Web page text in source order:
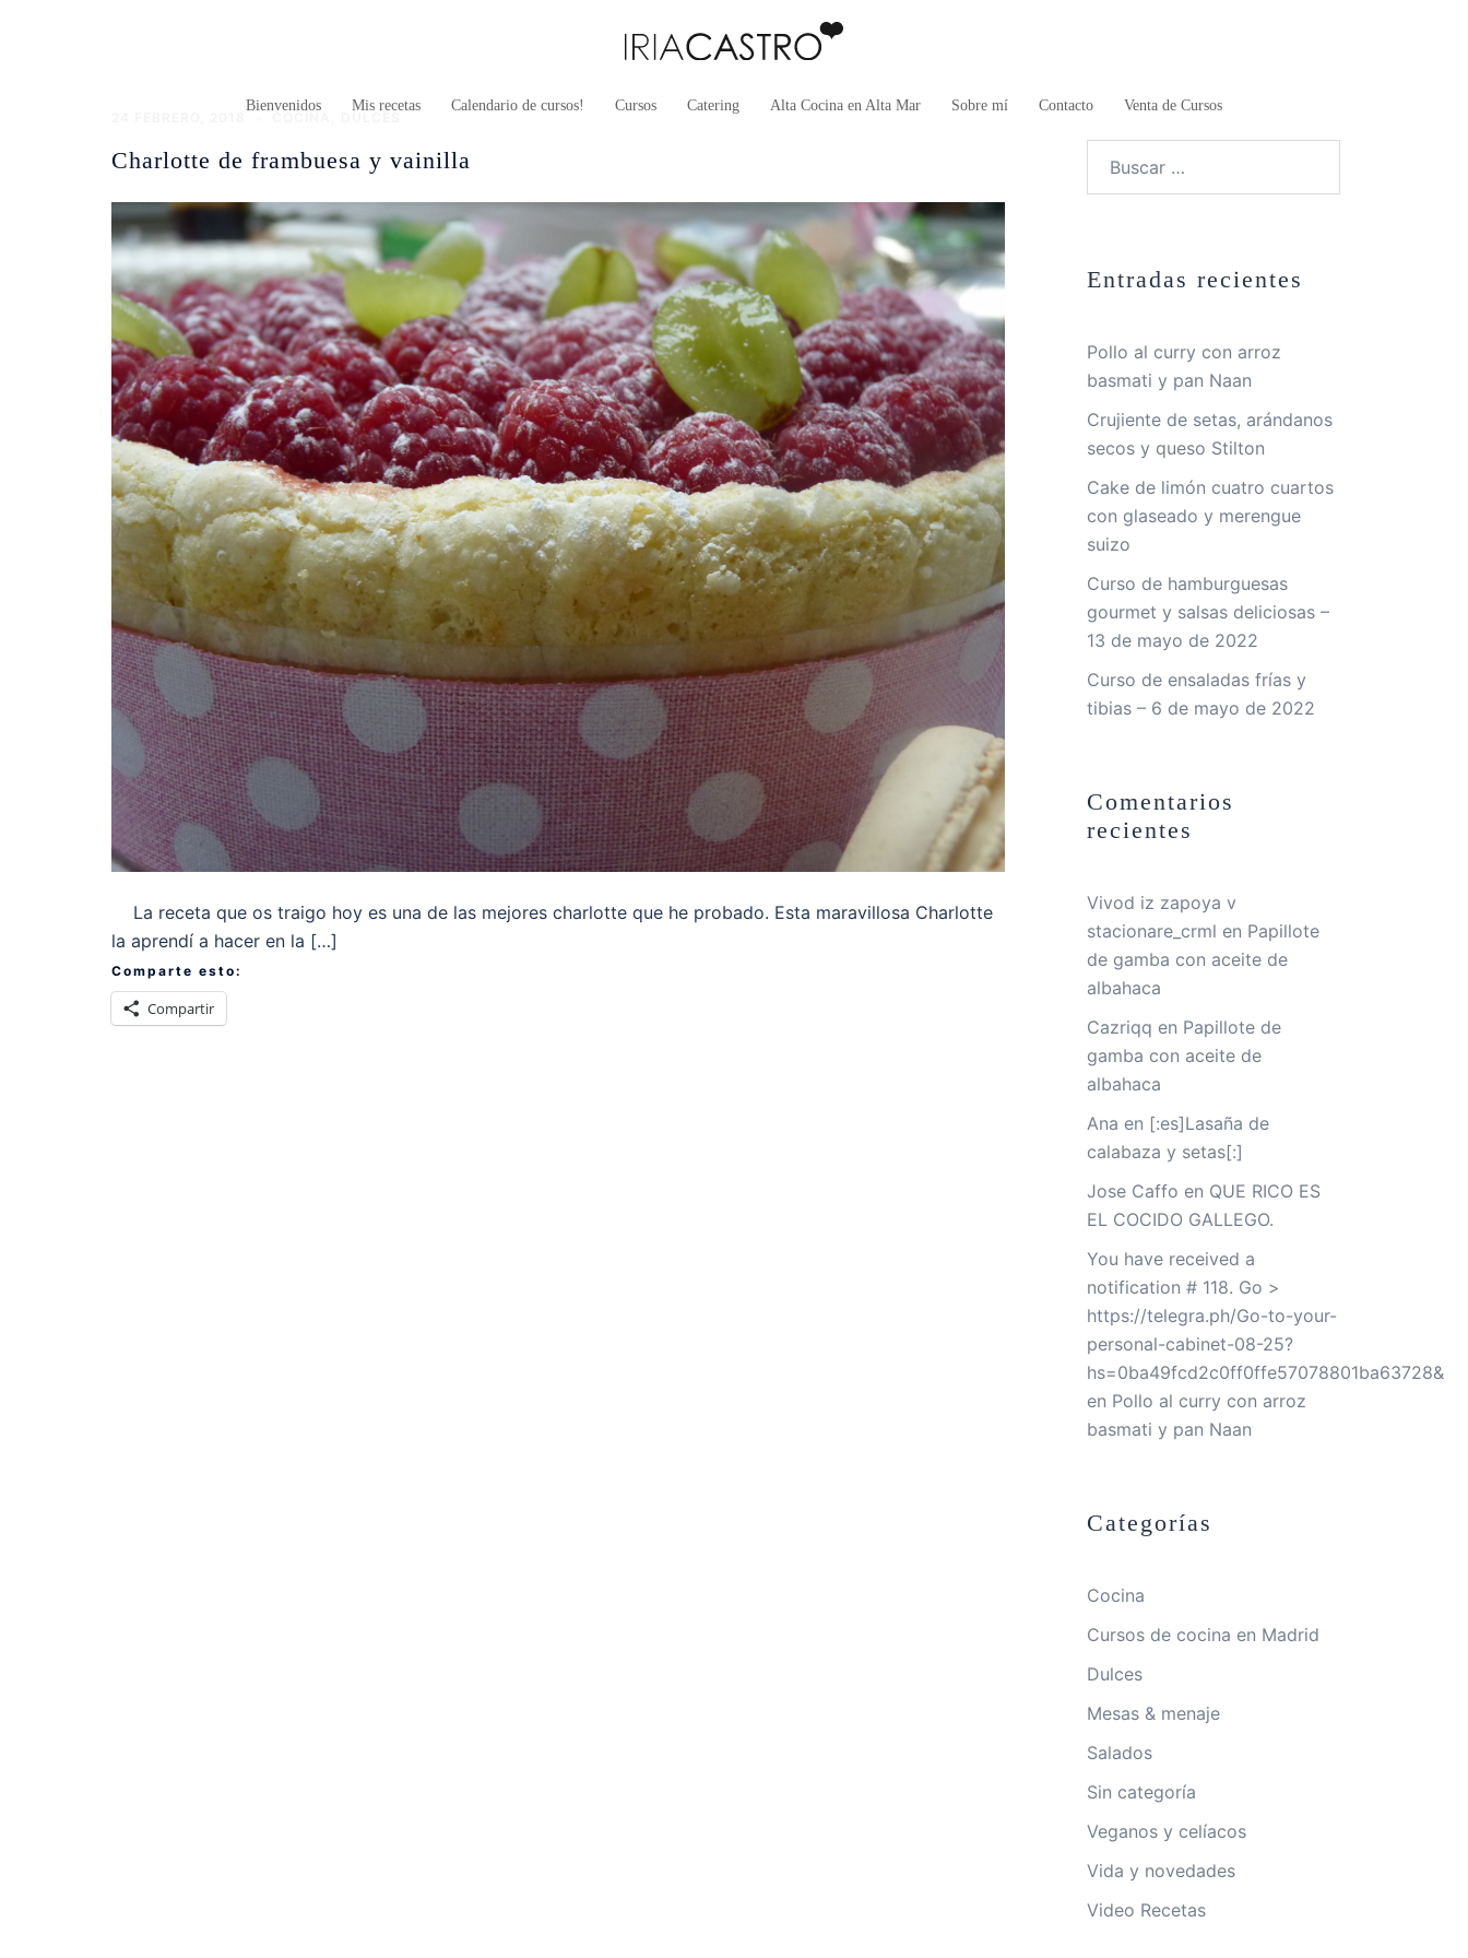
Bienvenidos Mis recetas Calendario de cursos! Cursos Catering Alta Cocina en Alta Mar Sobre mí Contacto Venta de Cursos
Charlotte de frambuesa y vainilla
La receta que os traigo hoy es una de las mejores charlotte que he probado. Esta maravillosa Charlotte
la aprendí a hacer en la […]
Comparte esto:
Compartir
Entradas recientes
Pollo al curry con arroz
basmati y pan Naan
Crujiente de setas, arándanos
secos y queso Stilton
Cake de limón cuatro cuartos
con glaseado y merengue
suizo
Curso de hamburguesas
gourmet y salsas deliciosas –
13 de mayo de 2022
Curso de ensaladas frías y
tibias – 6 de mayo de 2022
Comentarios
recientes
Vivod iz zapoya v
stacionare_crml en Papillote
de gamba con aceite de
albahaca
Cazriqq en Papillote de
gamba con aceite de
albahaca
Ana en [:es]Lasaña de
calabaza y setas[:]
Jose Caffo en QUE RICO ES
EL COCIDO GALLEGO.
You have received a
notification # 118. Go >
https://telegra.ph/Go-to-your-
personal-cabinet-08-25?
hs=0ba49fcd2c0ff0ffe57078801ba63728&
en Pollo al curry con arroz
basmati y pan Naan
Categorías
Cocina
Cursos de cocina en Madrid
Dulces
Mesas & menaje
Salados
Sin categoría
Veganos y celíacos
Vida y novedades
Video Recetas